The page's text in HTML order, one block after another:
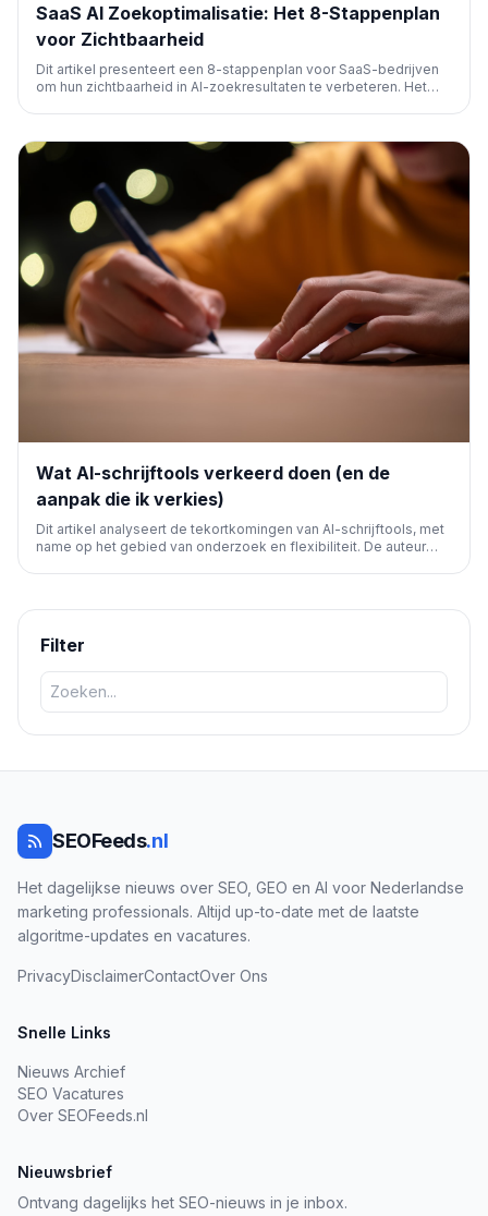
SaaS AI Zoekoptimalisatie: Het 8-Stappenplan
voor Zichtbaarheid
Dit artikel presenteert een 8-stappenplan voor SaaS-bedrijven
om hun zichtbaarheid in AI-zoekresultaten te verbeteren. Het
citeren, essentieel voor de vroege fasen van de koopreis.
Wat AI-schrijftools verkeerd doen (en de
aanpak die ik verkies)
Dit artikel analyseert de tekortkomingen van AI-schrijftools, met
name op het gebied van onderzoek en flexibiliteit. De auteur
Filter
SEOFeeds.nl
Het dagelijkse nieuws over SEO, GEO en AI voor Nederlandse
marketing professionals. Altijd up-to-date met de laatste
algoritme-updates en vacatures.
PrivacyDisclaimerContactOver Ons
Snelle Links
Nieuws Archief
SEO Vacatures
Over SEOFeeds.nl
Nieuwsbrief
Ontvang dagelijks het SEO-nieuws in je inbox.